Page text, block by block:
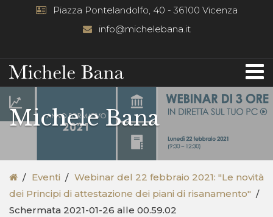
Piazza Pontelandolfo, 40 - 36100 Vicenza
info@michelebana.it
Michele Bana
Eventi
Webinar del 22 febbraio 2021: "Le novità
dei Principi di attestazione dei piani di risanamento"
Schermata 2021-01-26 alle 00.59.02